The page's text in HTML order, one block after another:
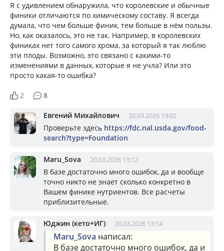
Я с удивлением обнаружила, что королевские и обычные
финики отличаются по химическому составу. Я всегда
думала, что чем больше финик, тем больше в нём пользы.
Но, как оказалось, это не так. Например, в королевских
финиках нет того самого хрома, за который я так люблю
эти плоды. Возможно, это связано с какими-то
изменениями в данных, которые я не учла? Или это
просто какая-то ошибка?
2 8
Евгений Михайлович 20.03.2026 13:02
Проверьте здесь https://fdc.nal.usda.gov/food-
search?type=Foundation
Maru_Sova 20.03.2026 13:12
В базе достаточно много ошибок, да и вообще
точно никто не знает сколько конкретно в
Вашем финике нутриентов. Все расчеты
приблизительные.
Юджин (кето+ИГ) 20.03.2026 13:14
Maru_Sova написал:
В базе достаточно много ошибок, да и